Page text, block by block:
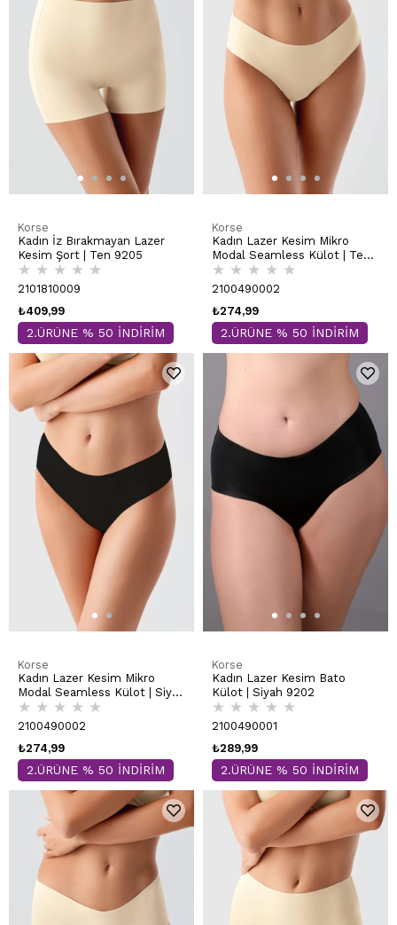
Korse
Kadın İz Bırakmayan Lazer
Kesim Şort | Ten 9205
★ ★ ★ ★ ★
2101810009
₺409,99
2.ÜRÜNE % 50 İNDİRİM
Korse
Kadın Lazer Kesim Mikro
Modal Seamless Külot | Ten
9203
★ ★ ★ ★ ★
2100490002
₺274,99
2.ÜRÜNE % 50 İNDİRİM
Korse
Kadın Lazer Kesim Mikro
Modal Seamless Külot | Siyah
9203
★ ★ ★ ★ ★
2100490002
₺274,99
2.ÜRÜNE % 50 İNDİRİM
Korse
Kadın Lazer Kesim Bato
Külot | Siyah 9202
★ ★ ★ ★ ★
2100490001
₺289,99
2.ÜRÜNE % 50 İNDİRİM